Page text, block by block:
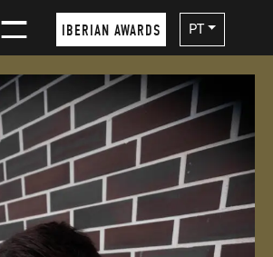
IBERIAN AWARDS PT